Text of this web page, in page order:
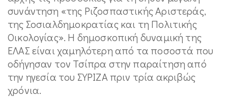
συνάντηση «της Ριζοσπαστικής Αριστεράς,
της Σοσιαλδημοκρατίας και τη Πολιτικής
Οικολογίας». Η δημοσκοπική δυναμική της
ΕΛΑΣ είναι χαμηλότερη από τα ποσοστά που
οδήγησαν τον Τσίπρα στην παραίτηση από
την ηγεσία του ΣΥΡΙΖΑ πριν τρία ακριβώς
χρόνια.